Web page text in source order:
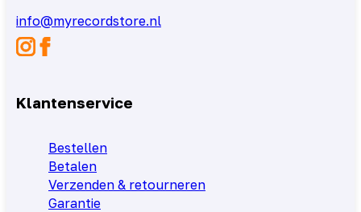
info@myrecordstore.nl
Klantenservice
Bestellen
Betalen
Verzenden & retourneren
Garantie